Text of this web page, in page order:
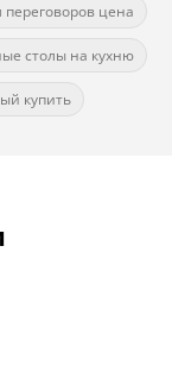
переговоров цена
столы на кухню
купить